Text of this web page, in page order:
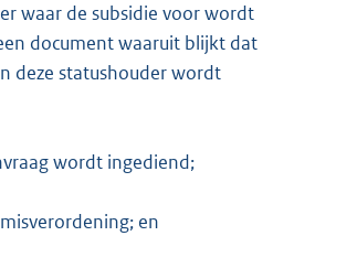
waar de subsidie voor wordt
document waaruit blijkt dat
deze statushouder wordt
wordt ingediend;
en